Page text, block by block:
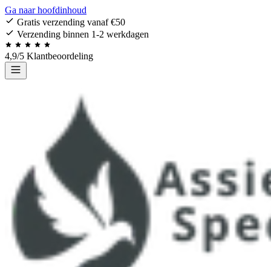
Ga naar hoofdinhoud
Gratis verzending vanaf €50
Verzending binnen 1-2 werkdagen
4,9/5 Klantbeoordeling